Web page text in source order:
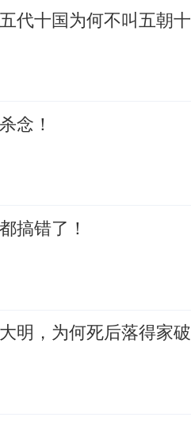
代十国为何不叫五朝十
念！
搞错了！
明，为何死后落得家破